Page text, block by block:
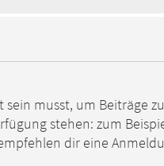
musst, um Beiträge zu
stehen: zum
dir eine